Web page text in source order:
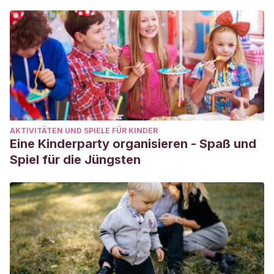
pädagogische Unterstützung für Kinder mit
Entwicklungs- und Lernproblemen an. Darüber hinaus
ist sie Schriftstellerin und erhielt mehrere literarische
Auszeichnungen.
AKTIVITÄTEN UND SPIELE FÜR KINDER
Eine Kinderparty organisieren - Spaß und
Spiel für die Jüngsten